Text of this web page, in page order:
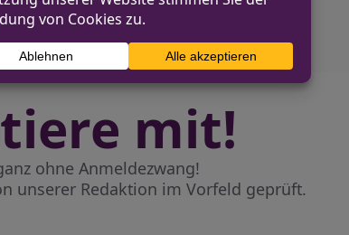
mit!
ohne Anmeldezwang!
unserer Redaktion im Vorfeld geprüft.